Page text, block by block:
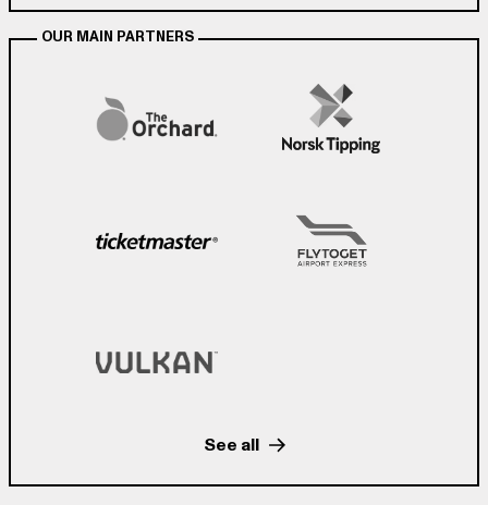
OUR MAIN PARTNERS
See all